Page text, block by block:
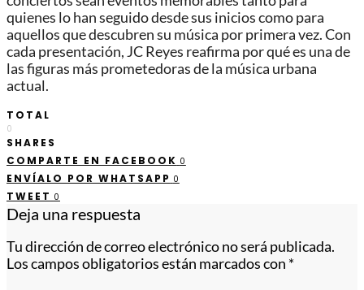
quienes lo han seguido desde sus inicios como para
aquellos que descubren su música por primera vez. Con
cada presentación, JC Reyes reafirma por qué es una de
las figuras más prometedoras de la música urbana
actual.
TOTAL
0
SHARES
COMPARTE EN FACEBOOK 0
ENVÍALO POR WHATSAPP 0
TWEET 0
Deja una respuesta
Tu dirección de correo electrónico no será publicada.
Los campos obligatorios están marcados con *